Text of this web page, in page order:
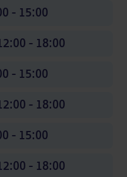
- 15:00
- 18:00
- 15:00
- 18:00
- 15:00
- 18:00